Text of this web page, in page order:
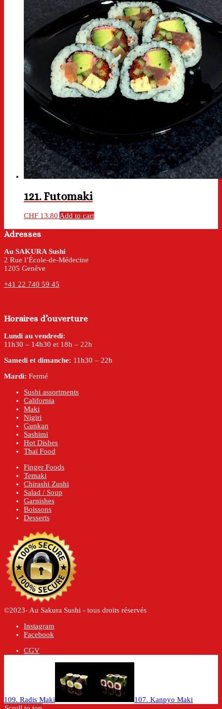
121. Futomaki
CHF 13.80 Add to cart
Adresses
Au SAKURA Sushi
2 Rue l’École-de-Médecine
1205 Genève
+41 22 740 59 45
Horaires d’ouverture
Lundi au vendredi:
11h30 – 14h30 et 18h – 22h
Samedi et dimanche: 11h30 – 22h
Mardi: Fermé
Sushi assortments
California
Maki
Nigiri
Gunkan
Sashimi
Hot Dishes
Thaï Food
Finger Foods
Temaki
Chirashi Zushi
Salad / Soup
Garnishes
Boissons
Desserts
©2023- Au Sakura Sushi - tous droits réservés
Instagram
Facebook
CGV
109. Radis Maki
107. Kanpyo Maki